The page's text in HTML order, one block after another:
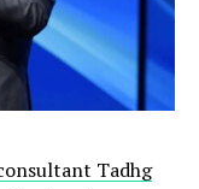
Tadhg